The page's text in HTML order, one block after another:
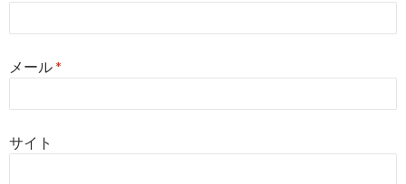
メール*
サイト